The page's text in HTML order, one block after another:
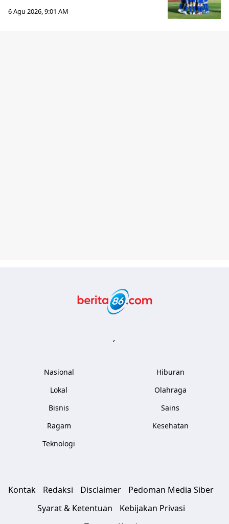
6 Agu 2026, 9:01 AM
,
Nasional
Lokal
Bisnis
Ragam
Teknologi
Hiburan
Olahraga
Sains
Kesehatan
Kontak Redaksi Disclaimer
Pedoman Media Siber
Syarat & Ketentuan
Kebijakan Privasi